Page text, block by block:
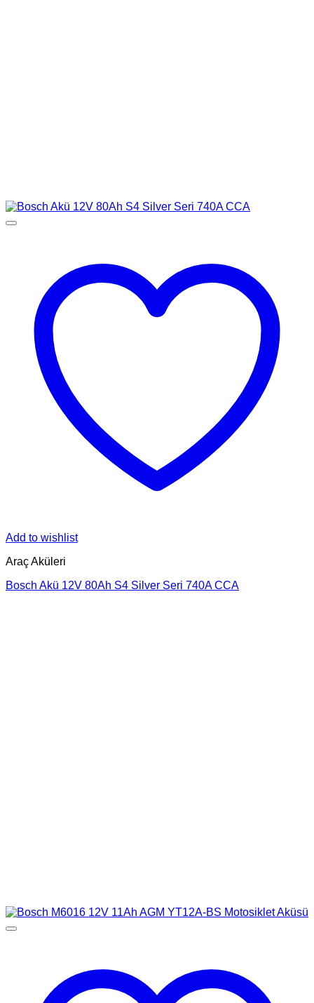
Add to wishlist
Araç Aküleri
Bosch Akü 12V 80Ah S4 Silver Seri 740A CCA